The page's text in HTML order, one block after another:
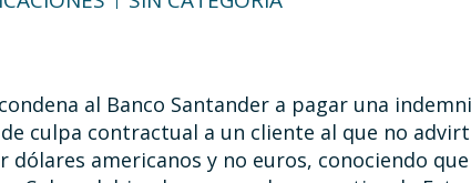
al Banco Santander a pagar una
culpa contractual a un cliente al que no
dólares americanos y no euros, conociendo